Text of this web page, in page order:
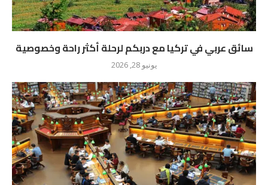
سائق عربي في تركيا مع دربكم لرحلة أكثر راحة وخصوصية
يونيو 28, 2026